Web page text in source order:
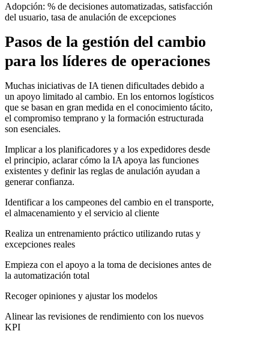
Adopción: % de decisiones automatizadas, satisfacción
del usuario, tasa de anulación de excepciones
Pasos de la gestión del cambio
para los líderes de operaciones
Muchas iniciativas de IA tienen dificultades debido a
un apoyo limitado al cambio. En los entornos logísticos
que se basan en gran medida en el conocimiento tácito,
el compromiso temprano y la formación estructurada
son esenciales.
Implicar a los planificadores y a los expedidores desde
el principio, aclarar cómo la IA apoya las funciones
existentes y definir las reglas de anulación ayudan a
generar confianza.
Identificar a los campeones del cambio en el transporte,
el almacenamiento y el servicio al cliente
Realiza un entrenamiento práctico utilizando rutas y
excepciones reales
Empieza con el apoyo a la toma de decisiones antes de
la automatización total
Recoger opiniones y ajustar los modelos
Alinear las revisiones de rendimiento con los nuevos
KPI